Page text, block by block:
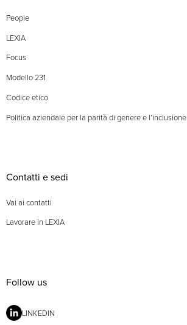
People
LEXIA
Focus
Modello 231
Codice etico
Politica aziendale per la parità di genere e l’inclusione
Contatti e sedi
Vai ai contatti
Lavorare in LEXIA
Follow us
LINKEDIN